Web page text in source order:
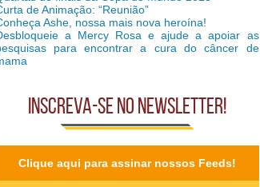
de Animação: “Reunião”
Ashe, nossa mais nova heroína!
a Mercy Rosa e ajude a apoiar as
para encontrar a cura do câncer de
Inscreva-se no Newsletter!
Clique aqui para assinar nossos Feeds!